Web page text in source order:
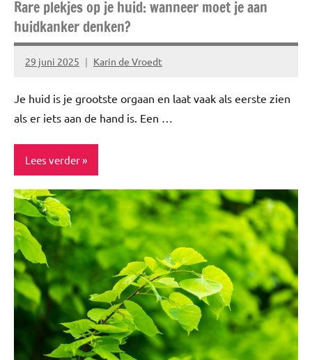
Spiritualiteit
Spiritualiteit
&
TOPlijstjes
Tuin
Rare plekjes op je huid: wanneer moet je aan
huidkanker denken?
29 juni 2025 Karin de Vroedt
Geen
Je huid is je grootste orgaan en laat vaak als eerste zien
als er iets aan de hand is. Een …
Lees verder
Beauty
Gezond
leven
Healthy
Huidverzorging